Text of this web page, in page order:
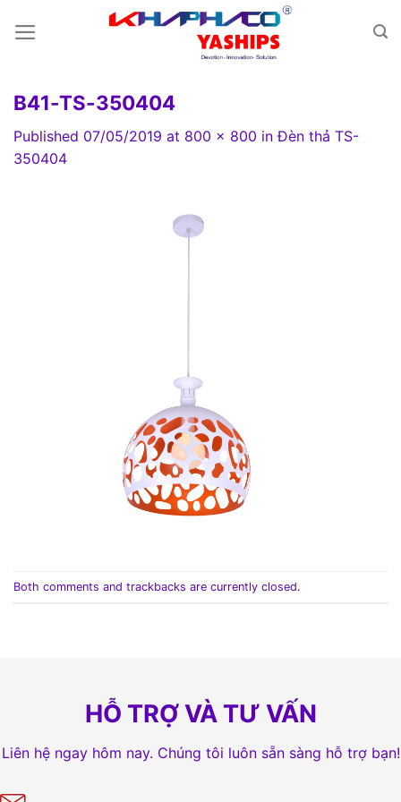
B41-TS-350404
Published 07/05/2019 at 800 × 800 inĐèn thả TS-
350404
Both comments and trackbacks are currently closed.
HỖ TRỢ VÀ TƯ VẤN
Liên hệ ngay hôm nay. Chúng tôi luôn sẵn sàng hỗ trợ bạn!